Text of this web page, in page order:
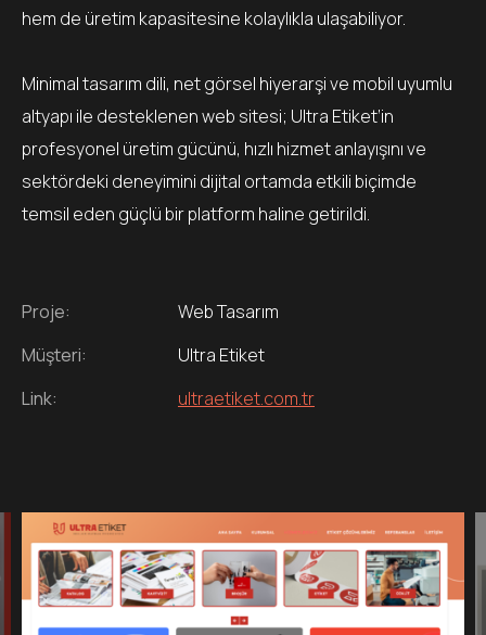
hem de üretim kapasitesine kolaylıkla ulaşabiliyor.
Minimal tasarım dili, net görsel hiyerarşi ve mobil uyumlu
altyapı ile desteklenen web sitesi; Ultra Etiket’in
profesyonel üretim gücünü, hızlı hizmet anlayışını ve
sektördeki deneyimini dijital ortamda etkili biçimde
temsil eden güçlü bir platform haline getirildi.
Proje:
Web Tasarım
Müşteri:
Ultra Etiket
Link:
ultraetiket.com.tr